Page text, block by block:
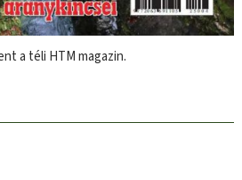
a téli HTM magazin.